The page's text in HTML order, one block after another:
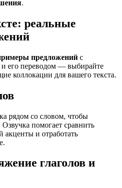
.
реальные
предложений с
и его переводом — выбирайте
коллокации для вашего текста.
рядом со словом, чтобы
помогает сравнить
акценты и отработать
глаголов и